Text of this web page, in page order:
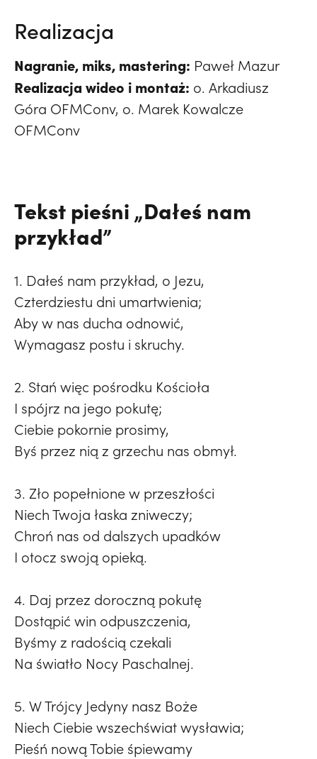
Realizacja
Nagranie, miks, mastering: Paweł Mazur
Realizacja wideo i montaż: o. Arkadiusz
Góra OFMConv, o. Marek Kowalcze
OFMConv
Tekst pieśni „Dałeś nam
przykład”
1. Dałeś nam przykład, o Jezu,
Czterdziestu dni umartwienia;
Aby w nas ducha odnowić,
Wymagasz postu i skruchy.
2. Stań więc pośrodku Kościoła
I spójrz na jego pokutę;
Ciebie pokornie prosimy,
Byś przez nią z grzechu nas obmył.
3. Zło popełnione w przeszłości
Niech Twoja łaska zniweczy;
Chroń nas od dalszych upadków
I otocz swoją opieką.
4. Daj przez doroczną pokutę
Dostąpić win odpuszczenia,
Byśmy z radością czekali
Na światło Nocy Paschalnej.
5. W Trójcy Jedyny nasz Boże
Niech Ciebie wszechświat wysławia;
Pieśń nową Tobie śpiewamy